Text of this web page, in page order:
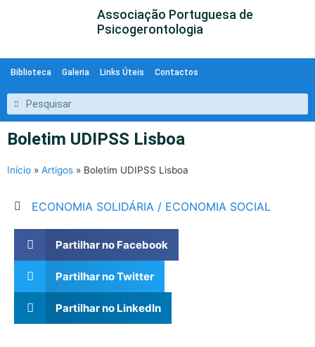
Associação Portuguesa de
Psicogerontologia
Biblioteca Galeria Links Úteis Contactos
Boletim UDIPSS Lisboa
Início » Artigos » Boletim UDIPSS Lisboa
ECONOMIA SOLIDÁRIA / ECONOMIA SOCIAL
Partilhar no Facebook
Partilhar no Twitter
Partilhar no LinkedIn